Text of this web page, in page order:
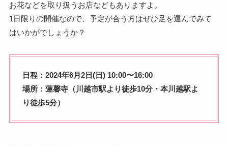
お花などを取り扱うお店などもありますよ。
1日限りの開催なので、予定が合う方はぜひ足を運んでみて
はいかがでしょうか？
日程：2024年6月2日(日) 10:00〜16:00
場所：蓮馨寺（川越市駅より徒歩10分・本川越駅よ
り徒歩5分）